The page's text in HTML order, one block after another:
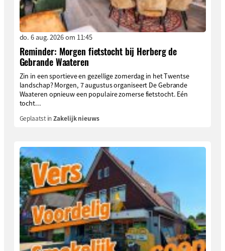
do. 6 aug. 2026 om 11:45
Reminder: Morgen fietstocht bij Herberg de
Gebrande Waateren
Zin in een sportieve en gezellige zomerdag in het Twentse
landschap? Morgen, 7 augustus organiseert De Gebrande
Waateren opnieuw een populaire zomerse fietstocht. Eén
tocht...
Geplaatst inZakelijk nieuws